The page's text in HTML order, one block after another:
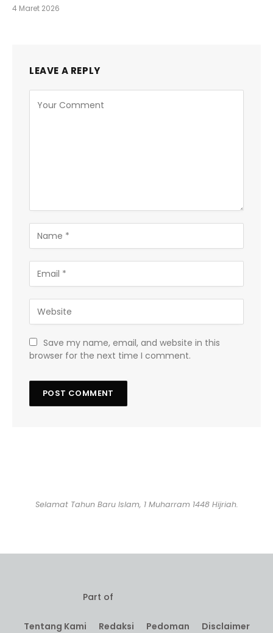
4 Maret 2026
LEAVE A REPLY
Save my name, email, and website in this
browser for the next time I comment.
Selamat Tahun Baru Islam, 1 Muharram 1448 Hijriah.
Part of
Tentang Kami Redaksi Pedoman
Disclaimer